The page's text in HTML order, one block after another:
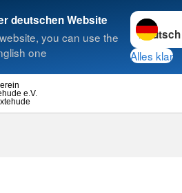
deutschen Website
you can use the
one
Sprache
Alles klar
e.V.
Suche